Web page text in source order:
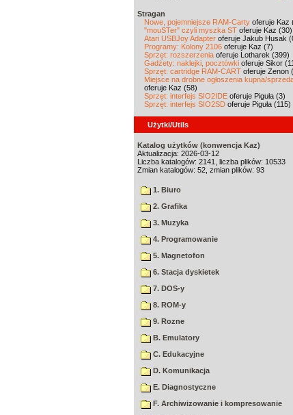
Stragan
Nowe, pojemniejsze RAM-Carty oferuje Kaz
"mouSTer" czyli myszka ST oferuje Kaz (30)
Atari USBJoy Adapter oferuje Jakub Husak
Programy: Kolony 2106 oferuje Kaz (7)
Sprzęt: rozszerzenia oferuje Lotharek (399)
Gadżety: naklejki, pocztówki oferuje Sikor
Sprzęt: cartridge RAM-CART oferuje Zenon
Miejsce na drobne ogłoszenia kupna/
oferuje Kaz (58)
Sprzęt: interfejs SIO2IDE oferuje Piguła (3)
Sprzęt: interfejs SIO2SD oferuje Piguła (115)
Użytki/Utils
Katalog użytków (konwencja Kaz)
Aktualizacja: 2026-03-12
Liczba katalogów: 2141, liczba plików: 10533
Zmian katalogów: 52, zmian plików: 93
1. Biuro
2. Grafika
3. Muzyka
4. Programowanie
5. Magnetofon
6. Stacja dyskietek
7. DOS-y
8. ROM-y
9. Rozne
B. Emulatory
C. Edukacyjne
D. Komunikacja
E. Diagnostyczne
F. Archiwizowanie i kompresowanie